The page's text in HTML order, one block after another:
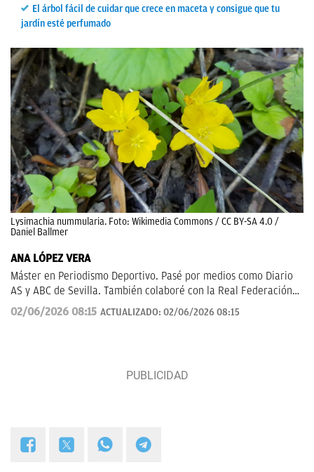
El árbol fácil de cuidar que crece en maceta y consigue que tu
jardín esté perfumado
Lysimachia nummularia. Foto: Wikimedia Commons / CC BY-SA 4.0 /
Daniel Ballmer
ANA LÓPEZ VERA
Máster en Periodismo Deportivo. Pasé por medios como Diario
AS y ABC de Sevilla. También colaboré con la Real Federación
de Fútbol Andaluza.
02/06/2026 08:15 ACTUALIZADO: 02/06/2026 08:15